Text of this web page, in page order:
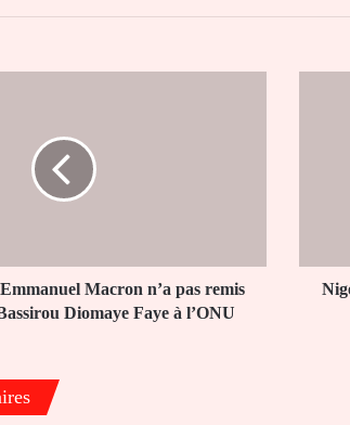
Macron n’a pas remis
Diomaye Faye à l’ONU
la
mine